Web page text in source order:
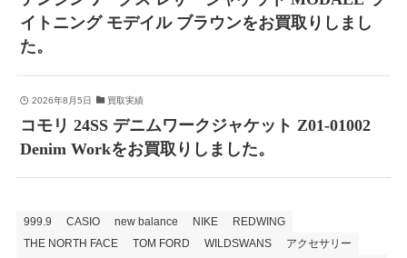
イトニング モデイル ブラウンをお買取りしまし
た。
2026年8月5日 買取実績
コモリ 24SS デニムワークジャケット Z01-01002
Denim Workをお買取りしました。
999.9 CASIO new balance NIKE
REDWING
THE NORTH FACE
TOM FORD WILDSWANS
アクセサリー